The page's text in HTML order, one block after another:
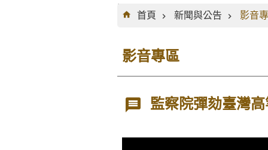
:::
首頁
新聞與公告 影音
影音專區
監察院彈劾臺灣